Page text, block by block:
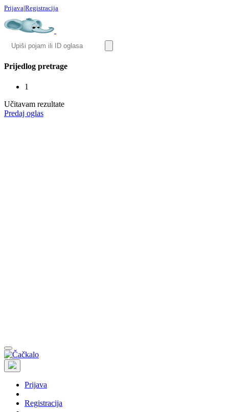
Prijava|Registracija
Prijedlog pretrage
1
Učitavam rezultate
Predaj oglas
Prijava
Registracija